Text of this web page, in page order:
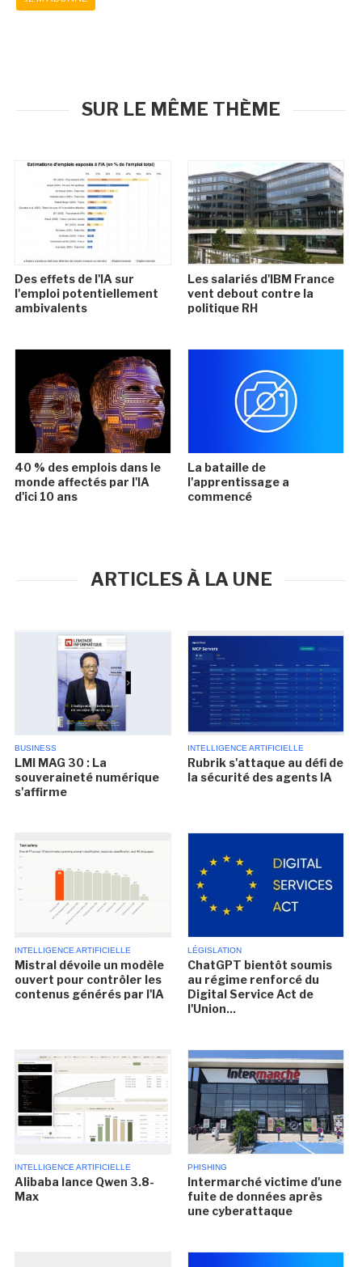
SUR LE MÊME THÈME
Des effets de l'IA sur
l'emploi potentiellement
ambivalents
Les salariés d'IBM France
vent debout contre la
politique RH
40 % des emplois dans le
monde affectés par l'IA
d'ici 10 ans
La bataille de
l'apprentissage a
commencé
ARTICLES À LA UNE
BUSINESS
LMI MAG 30 : La
souveraineté numérique
s'affirme
INTELLIGENCE ARTIFICIELLE
Rubrik s'attaque au défi de
la sécurité des agents IA
INTELLIGENCE ARTIFICIELLE
Mistral dévoile un modèle
ouvert pour contrôler les
contenus générés par l'IA
LÉGISLATION
ChatGPT bientôt soumis
au régime renforcé du
Digital Service Act de
l'Union...
INTELLIGENCE ARTIFICIELLE
Alibaba lance Qwen 3.8-
Max
PHISHING
Intermarché victime d'une
fuite de données après
une cyberattaque